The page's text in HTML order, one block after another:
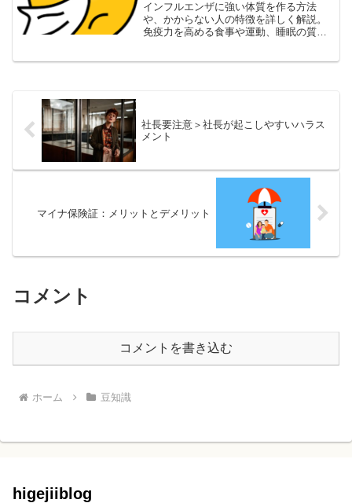
インフルエンザに強い体質を作る方法
や、かからない人の特徴を詳しく解説。
免疫力を高める食事や運動、睡眠の質改
社長要注意＞社長が起こしやすいハラス
メント
マイナ保険証：メリットとデメリット
コメント
コメントを書き込む
ホーム 豆知識
higejiiblog